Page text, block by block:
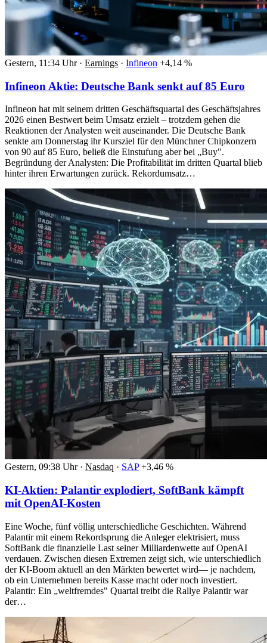
Gestern, 11:34 Uhr · Earnings · Infineon +4,14 %
Infineon Aktie: Deutsche Bank senkt auf 85 Euro
Infineon hat mit seinem dritten Geschäftsquartal des Geschäftsjahres
2026 einen Bestwert beim Umsatz erzielt – trotzdem gehen die
Reaktionen der Analysten weit auseinander. Die Deutsche Bank
senkte am Donnerstag ihr Kursziel für den Münchner Chipkonzern
von 90 auf 85 Euro, beließ die Einstufung aber bei „Buy".
Begründung der Analysten: Die Profitabilität im dritten Quartal blieb
hinter ihren Erwartungen zurück. Rekordumsatz…
Gestern, 09:38 Uhr · Nasdaq · SAP +3,46 %
KI-Aktien: Palantir explodiert, SoftBank kämpft
mit OpenAI-Kosten
Eine Woche, fünf völlig unterschiedliche Geschichten. Während
Palantir mit einem Rekordsprung die Anleger elektrisiert, muss
SoftBank die finanzielle Last seiner Milliardenwette auf OpenAI
verdauen. Zwischen diesen Extremen zeigt sich, wie unterschiedlich
der KI-Boom aktuell an den Märkten bewertet wird— je nachdem,
ob ein Unternehmen bereits Kasse macht oder noch investiert.
Palantir: Ein „weltfremdes" Quartal treibt die Rallye Palantir war
der…